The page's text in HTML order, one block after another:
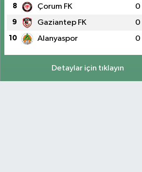
8 Çorum FK 0
9 Gaziantep FK 0
10 Alanyaspor 0
Detaylar için tıklayın